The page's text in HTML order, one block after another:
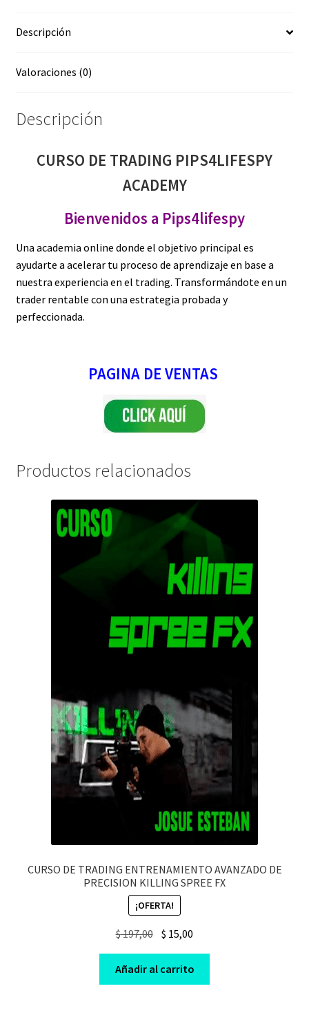
Descripción
Valoraciones (0)
Descripción
CURSO DE TRADING PIPS4LIFESPY
ACADEMY
Bienvenidos a Pips4lifespy
Una academia online donde el objetivo principal es
ayudarte a acelerar tu proceso de aprendizaje en base a
nuestra experiencia en el trading. Transformándote en un
trader rentable con una estrategia probada y
perfeccionada.
PAGINA DE VENTAS
Productos relacionados
CURSO DE TRADING ENTRENAMIENTO AVANZADO DE
PRECISION KILLING SPREE FX
¡OFERTA!
$197,00 Original
price
was:
$ 197,00.
$ 15,00
price
is:
$ 15,00.
Añadir al carrito